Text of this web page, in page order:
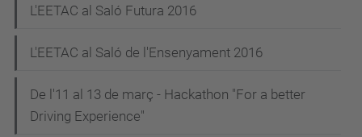
L'EETAC al Saló Futura 2016
L'EETAC al Saló de l'Ensenyament 2016
De l'11 al 13 de març - Hackathon "For a better
Driving Experience"